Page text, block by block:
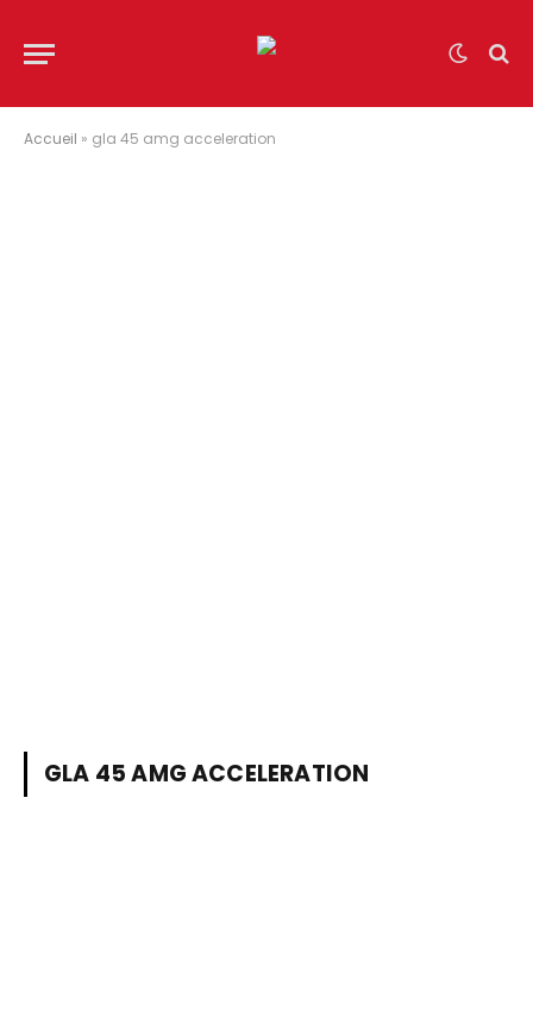
Accueil » gla 45 amg acceleration
GLA 45 AMG ACCELERATION